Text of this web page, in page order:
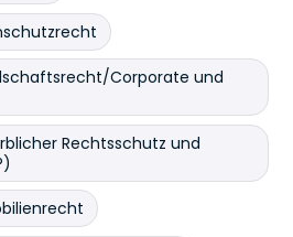
Corporate und
Rechtsschutz und